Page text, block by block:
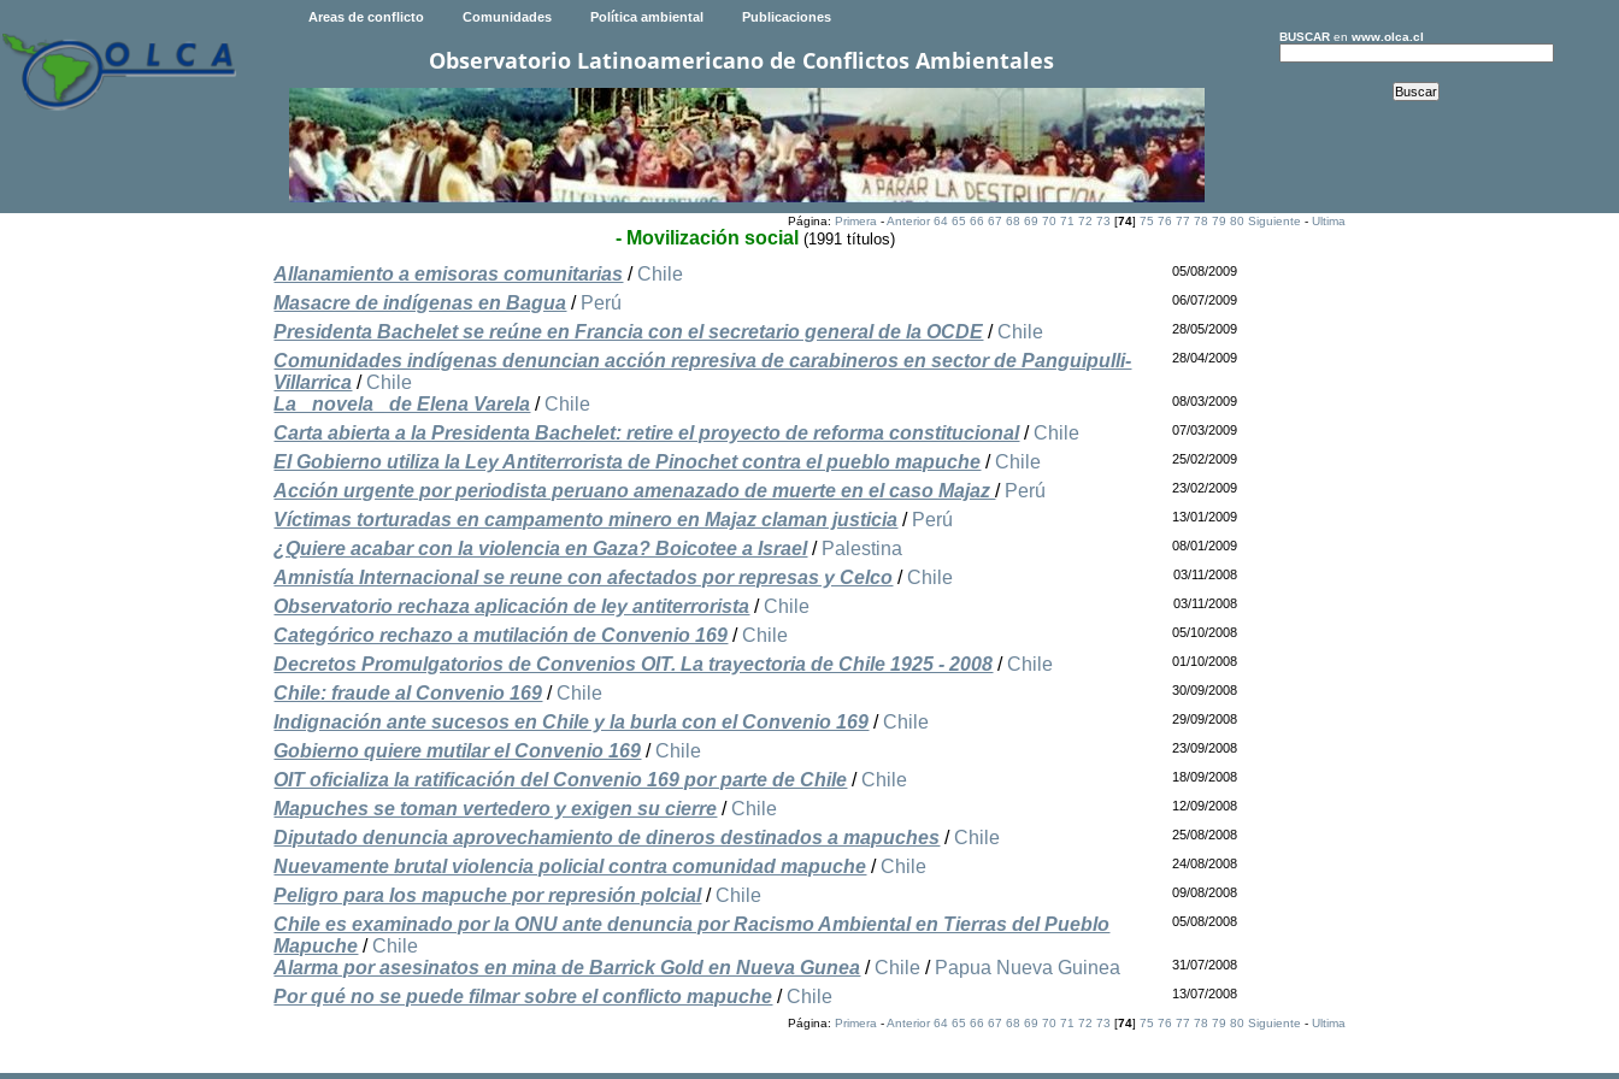
Areas de conflicto Comunidades Política ambiental Publicaciones
Observatorio Latinoamericano de Conflictos Ambientales
BUSCARen www.olca.cl
Página: Primera-Anterior 64 65 66 67 68 69 70 71 72 73 [74] 75 76 77 78 79 80 Siguiente - Ultima
- Movilización social (1991 títulos)
Allanamiento a emisoras comunitarias / Chile 05/08/2009
Masacre de indígenas en Bagua / Perú 06/07/2009
Presidenta Bachelet se reúne en Francia con el secretario general de la OCDE / Chile 28/05/2009
Comunidades indígenas denuncian acción represiva de carabineros en sector de Panguipulli-
Villarrica / Chile
28/04/2009
La _novela_ de Elena Varela / Chile 08/03/2009
Carta abierta a la Presidenta Bachelet: retire el proyecto de reforma constitucional/ Chile 07/03/2009
El Gobierno utiliza la Ley Antiterrorista de Pinochet contra el pueblo mapuche / Chile 25/02/2009
Acción urgente por periodista peruano amenazado de muerte en el caso Majaz/ Perú 23/02/2009
Víctimas torturadas en campamento minero en Majaz claman justicia / Perú 13/01/2009
¿Quiere acabar con la violencia en Gaza? Boicotee a Israel/ Palestina 08/01/2009
Amnistía Internacional se reune con afectados por represas y Celco / Chile 03/11/2008
Observatorio rechaza aplicación de ley antiterrorista / Chile 03/11/2008
Categórico rechazo a mutilación de Convenio 169 / Chile 05/10/2008
Decretos Promulgatorios de Convenios OIT. La trayectoria de Chile 1925 - 2008 / Chile 01/10/2008
Chile: fraude al Convenio 169 / Chile 30/09/2008
Indignación ante sucesos en Chile y la burla con el Convenio 169 / Chile 29/09/2008
Gobierno quiere mutilar el Convenio 169 / Chile 23/09/2008
OIT oficializa la ratificación del Convenio 169 por parte de Chile / Chile 18/09/2008
Mapuches se toman vertedero y exigen su cierre / Chile 12/09/2008
Diputado denuncia aprovechamiento de dineros destinados a mapuches / Chile 25/08/2008
Nuevamente brutal violencia policial contra comunidad mapuche / Chile 24/08/2008
Peligro para los mapuche por represión polcial/ Chile 09/08/2008
Chile es examinado por la ONU ante denuncia por Racismo Ambiental en Tierras del Pueblo
Mapuche / Chile
05/08/2008
Alarma por asesinatos en mina de Barrick Gold en Nueva Gunea / Chile / Papua Nueva Guinea 31/07/2008
Por qué no se puede filmar sobre el conflicto mapuche / Chile 13/07/2008
Página: Primera-Anterior 64 65 66 67 68 69 70 71 72 73 [74] 75 76 77 78 79 80 Siguiente - Ultima